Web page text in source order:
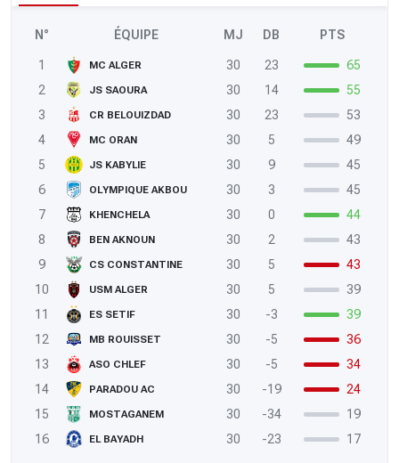
N° ÉQUIPE MJ DB PTS
1 MC ALGER 30 23
65
2
JS SAOURA 30 14
55
3
CR BELOUIZDAD 30 23
53
4
MC ORAN 30 5
49
5
JS KABYLIE 30 9
45
6
OLYMPIQUE AKBOU 30 3
45
7
KHENCHELA 30 0
44
8
BEN AKNOUN 30 2
43
9
CS CONSTANTINE 30 5
43
10
USM ALGER 30 5
39
11
ES SETIF 30 -3
39
12
MB ROUISSET 30 -5
36
13
ASO CHLEF 30 -5
34
14
PARADOU AC 30 -19
24
15
MOSTAGANEM 30 -34
19
16
EL BAYADH 30 -23 17